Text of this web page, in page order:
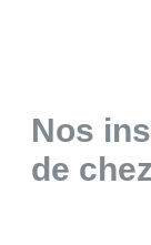
Nos
de